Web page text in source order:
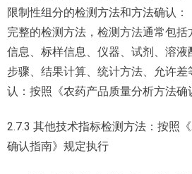
限制性组分的检测方法和方法确认
完整的检测方法，检测方法通常包
信息、标样信息、仪器、试剂、溶
步骤、结果计算、统计方法、允许
认：按照《农药产品质量分析方法确
2.7.3 其他技术指标检测方法：按照
确认指南》规定执行